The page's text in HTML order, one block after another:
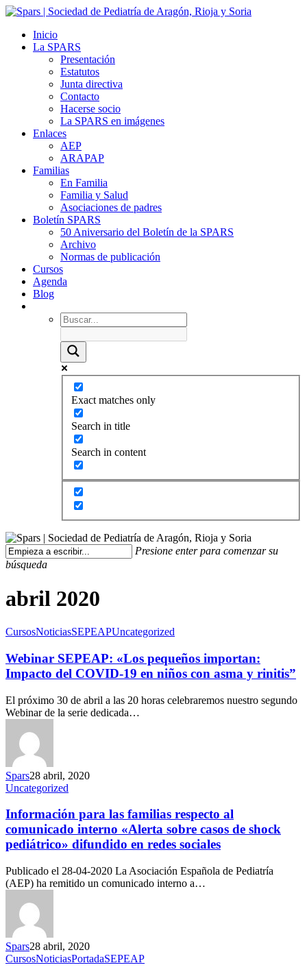
Inicio
La SPARS
Presentación
Estatutos
Junta directiva
Contacto
Hacerse socio
La SPARS en imágenes
Enlaces
AEP
ARAPAP
Familias
En Familia
Familia y Salud
Asociaciones de padres
Boletín SPARS
50 Aniversario del Boletín de la SPARS
Archivo
Normas de publicación
Cursos
Agenda
Blog
Exact matches only
Search in title
Search in content
Presione enter para comenzar su
búsqueda
abril 2020
CursosNoticiasSEPEAPUncategorized
Webinar SEPEAP: «Los pequeños importan:
Impacto del COVID-19 en niños con asma y rinitis”
El próximo 30 de abril a las 20 horas celebraremos nuestro segundo
Webinar de la serie dedicada…
Spars28 abril, 2020
Uncategorized
Información para las familias respecto al
comunicado interno «Alerta sobre casos de shock
pediátrico» difundido en redes sociales
Publicado el 28-04-2020 La Asociación Española de Pediatría
(AEP) ha remitido un comunicado interno a…
Spars28 abril, 2020
CursosNoticiasPortadaSEPEAP